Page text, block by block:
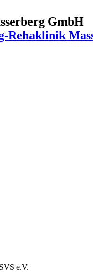
GmbH
Rehaklinik
e.V.